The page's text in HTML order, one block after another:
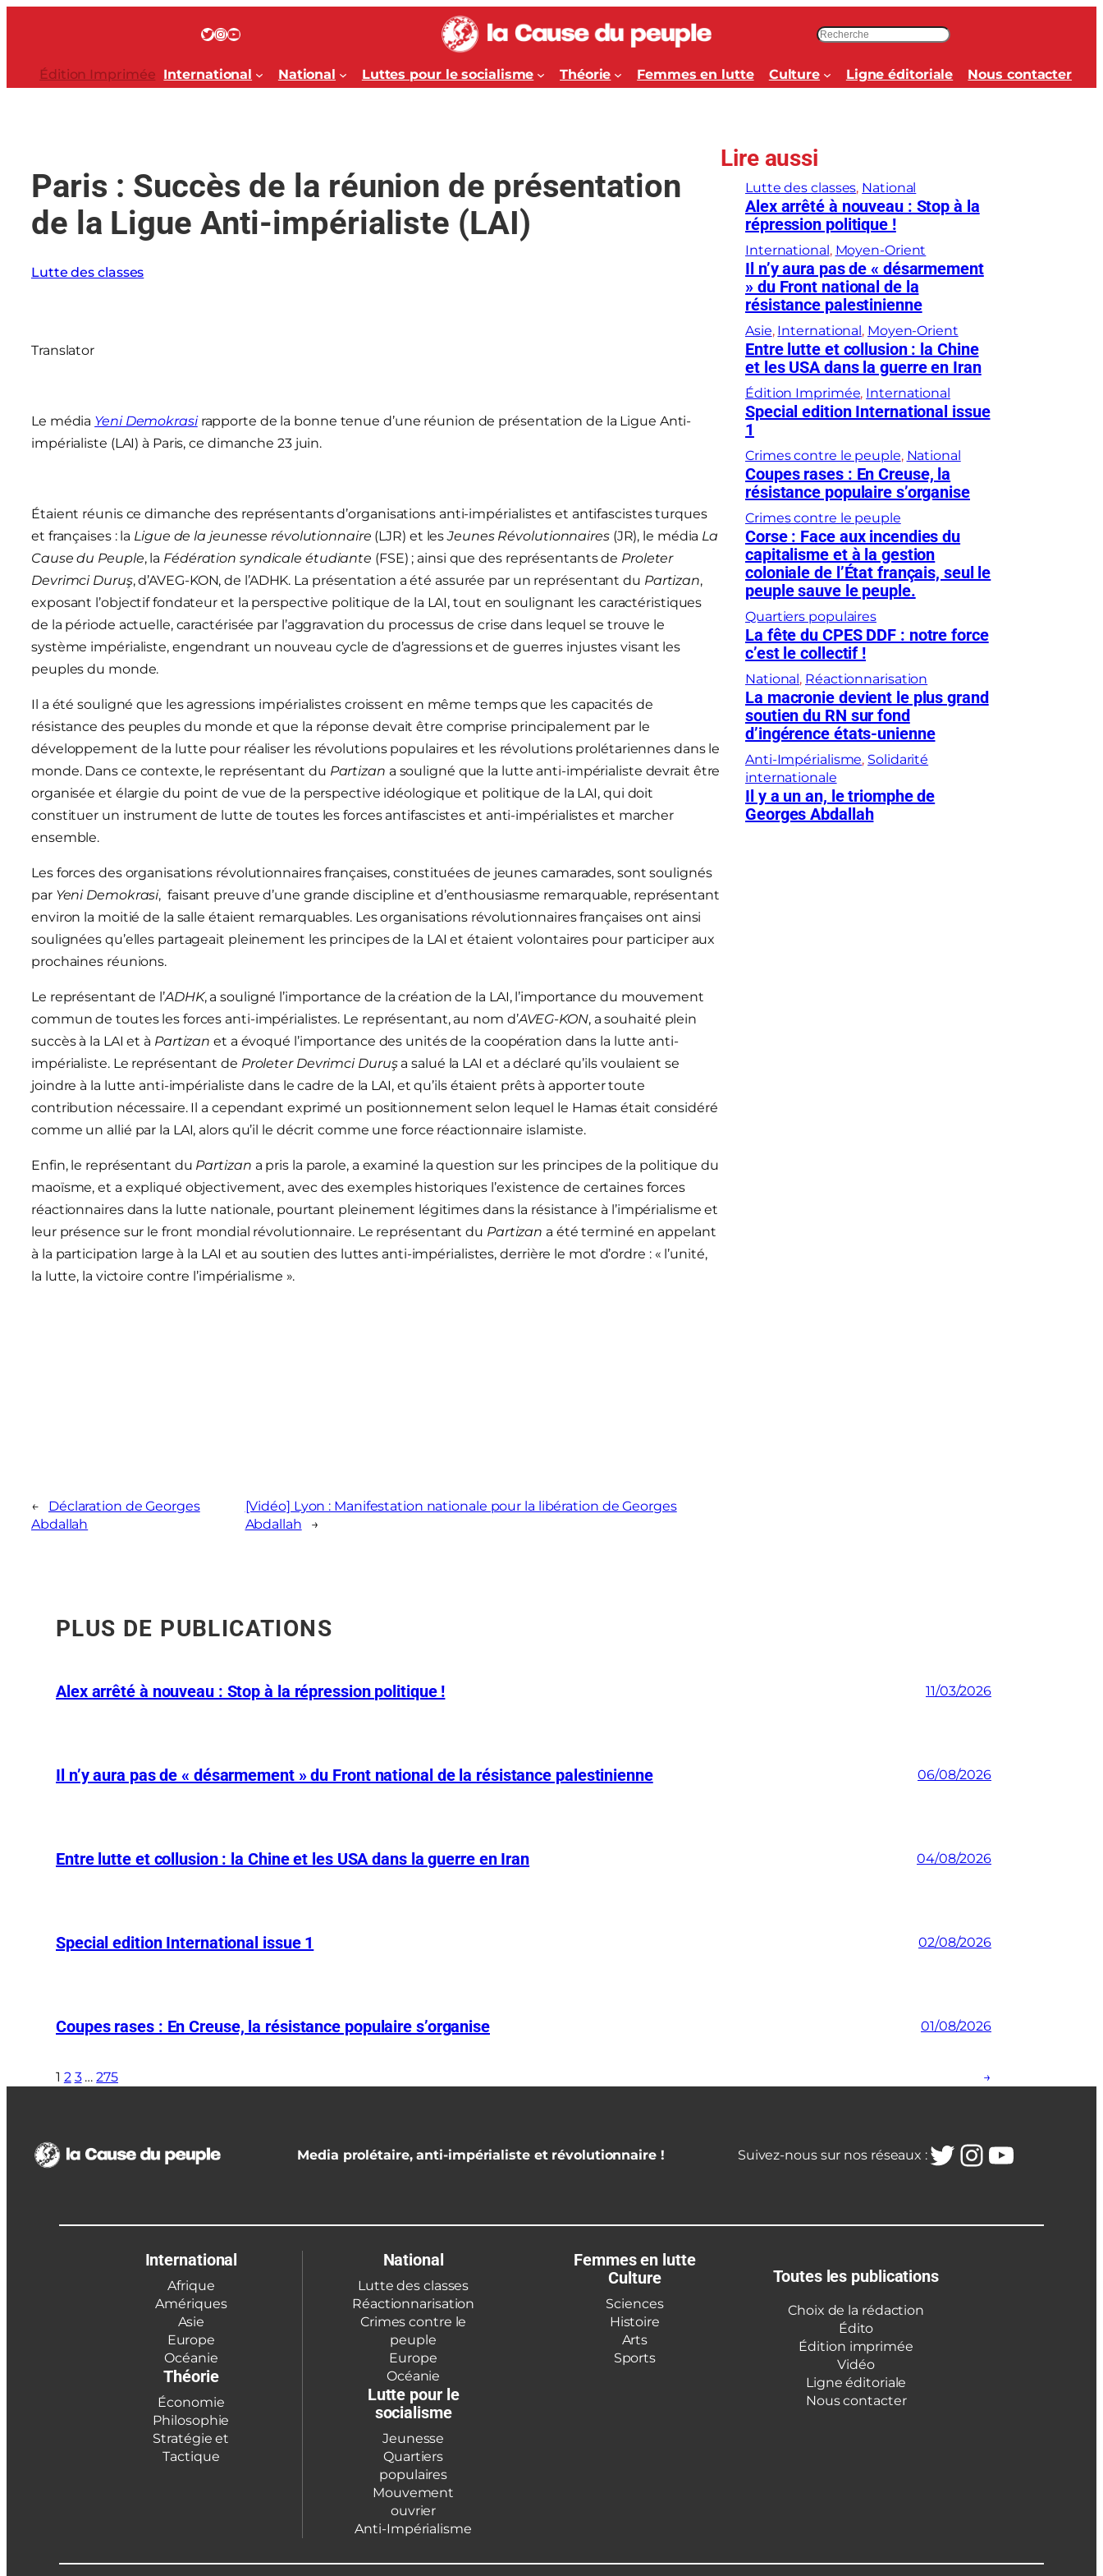
Twitter InstagramYouTube
c
h
h
r
Édition Imprimée International National Luttes pour le socialisme Théorie Femmes en lutte Culture Ligne éditoriale Nous contacter
Paris : Succès de la réunion de présentation
de la Ligue Anti-impérialiste (LAI)
Lutte des classes
Translator
Le média Yeni Demokrasirapporte de la bonne tenue d’une réunion de présentation de la Ligue Anti-
impérialiste (LAI) à Paris, ce dimanche 23 juin.
Étaient réunis ce dimanche des représentants d’organisations anti-impérialistes et antifascistes turques
et françaises : la Ligue de la jeunesse révolutionnaire (LJR) et lesJeunes Révolutionnaires(JR), le média La
Cause du Peuple, la Fédération syndicale étudiante (FSE) ; ainsi que des représentants de Proleter
Devrimci Duruş, d’AVEG-KON, de l’ADHK. La présentation a été assurée par un représentant du Partizan,
exposant l’objectif fondateur et la perspective politique de la LAI, tout en soulignant les caractéristiques
de la période actuelle, caractérisée par l’aggravation du processus de crise dans lequel se trouve le
système impérialiste, engendrant un nouveau cycle de d’agressions et de guerres injustes visant les
peuples du monde.
Il a été souligné que les agressions impérialistes croissent en même temps que les capacités de
résistance des peuples du monde et que la réponse devait être comprise principalement par le
développement de la lutte pour réaliser les révolutions populaires et les révolutions prolétariennes dans le
monde. Dans ce contexte, le représentant du Partizan a souligné que la lutte anti-impérialiste devrait être
organisée et élargie du point de vue de la perspective idéologique et politique de la LAI, qui doit
constituer un instrument de lutte de toutes les forces antifascistes et anti-impérialistes et marcher
ensemble.
Les forces des organisations révolutionnaires françaises, constituées de jeunes camarades, sont soulignés
par Yeni Demokrasi, faisant preuve d’une grande discipline et d’enthousiasme remarquable, représentant
environ la moitié de la salle étaient remarquables. Les organisations révolutionnaires françaises ont ainsi
soulignées qu’elles partageait pleinement les principes de la LAI et étaient volontaires pour participer aux
prochaines réunions.
Le représentant de l’ADHK, a souligné l’importance de la création de la LAI, l’importance du mouvement
commun de toutes les forces anti-impérialistes. Le représentant, au nom d’AVEG-KON, a souhaité plein
succès à la LAI et à Partizan et a évoqué l’importance des unités de la coopération dans la lutte anti-
impérialiste. Le représentant de Proleter Devrimci Duruşa salué la LAI et a déclaré qu’ils voulaient se
joindre à la lutte anti-impérialiste dans le cadre de la LAI, et qu’ils étaient prêts à apporter toute
contribution nécessaire. Il a cependant exprimé un positionnement selon lequel le Hamas était considéré
comme un allié par la LAI, alors qu’il le décrit comme une force réactionnaire islamiste.
Enfin, le représentant du Partizan a pris la parole, a examiné la question sur les principes de la politique du
maoïsme, et a expliqué objectivement, avec des exemples historiques l’existence de certaines forces
réactionnaires dans la lutte nationale, pourtant pleinement légitimes dans la résistance à l’impérialisme et
leur présence sur le front mondial révolutionnaire. Le représentant du Partizan a été terminé en appelant
à la participation large à la LAI et au soutien des luttes anti-impérialistes, derrière le mot d’ordre : « l’unité,
la lutte, la victoire contre l’impérialisme ».
←
Déclaration de Georges
Abdallah
[Vidéo] Lyon : Manifestation nationale pour la libération de Georges
Abdallah
→
Lire aussi
Lutte des classes, National
Alex arrêté à nouveau : Stop à la
répression politique !
International, Moyen-Orient
Il n’y aura pas de « désarmement
» du Front national de la
résistance palestinienne
Asie, International, Moyen-Orient
Entre lutte et collusion : la Chine
et les USA dans la guerre en Iran
Édition Imprimée, International
Special edition International issue
1
Crimes contre le peuple, National
Coupes rases : En Creuse, la
résistance populaire s’organise
Crimes contre le peuple
Corse : Face aux incendies du
capitalisme et à la gestion
coloniale de l’État français, seul le
peuple sauve le peuple.
Quartiers populaires
La fête du CPES DDF : notre force
c’est le collectif !
National, Réactionnarisation
La macronie devient le plus grand
soutien du RN sur fond
d’ingérence états-unienne
Anti-Impérialisme, Solidarité
internationale
Il y a un an, le triomphe de
Georges Abdallah
PLUS DE PUBLICATIONS
Alex arrêté à nouveau : Stop à la répression politique ! 11/03/2026
Il n’y aura pas de « désarmement » du Front national de la résistance palestinienne 06/08/2026
Entre lutte et collusion : la Chine et les USA dans la guerre en Iran 04/08/2026
Special edition International issue 1 02/08/2026
Coupes rases : En Creuse, la résistance populaire s’organise 01/08/2026
1 2 3 … 275 →
Media prolétaire, anti-impérialiste et révolutionnaire ! Suivez-nous sur nos réseaux :Twitter
International
Afrique
Amériques
Asie
Europe
Océanie
Théorie
Économie
Philosophie
Stratégie et
Tactique
National
Lutte des classes
Réactionnarisation
Crimes contre le
peuple
Europe
Océanie
Lutte pour le
socialisme
Jeunesse
Quartiers
populaires
Mouvement
ouvrier
Anti-Impérialisme
Femmes en lutte
Culture
Sciences
Histoire
Arts
Sports
Toutes les publications
Choix de la rédaction
Édito
Édition imprimée
Vidéo
Ligne éditoriale
Nous contacter